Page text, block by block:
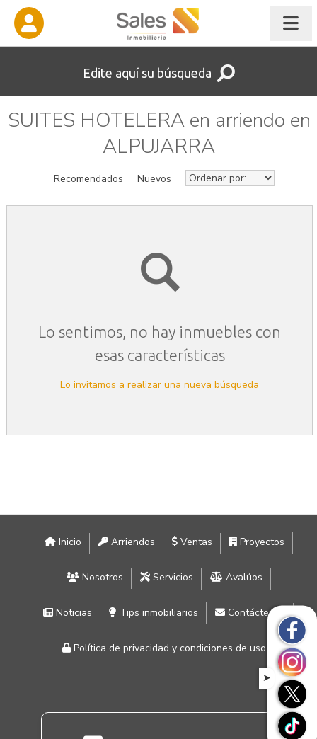
Edite aquí su búsqueda
SUITES HOTELERA en arriendo en
ALPUJARRA
Recomendados Nuevos
Lo sentimos, no hay inmuebles con
esas características
Lo invitamos a realizar una nueva búsqueda
Inicio Arriendos Ventas Proyectos
Nosotros Servicios Avalúos
Noticias Tips inmobiliarios Contáctenos
Política de privacidad y condiciones de uso
➤